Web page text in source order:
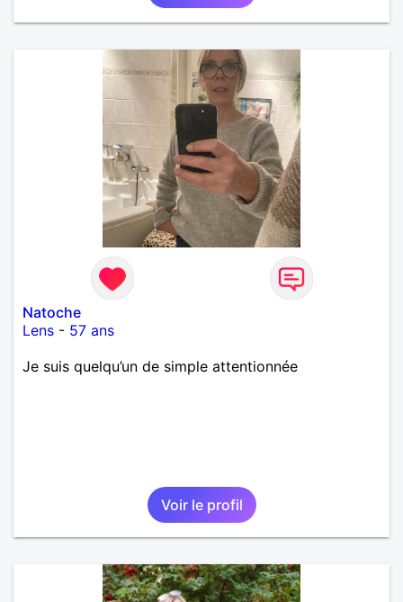
Natoche
Lens - 57 ans
Je suis quelqu’un de simple attentionnée
Voir le profil